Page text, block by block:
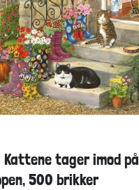
Kattene tager imod på
500 brikker